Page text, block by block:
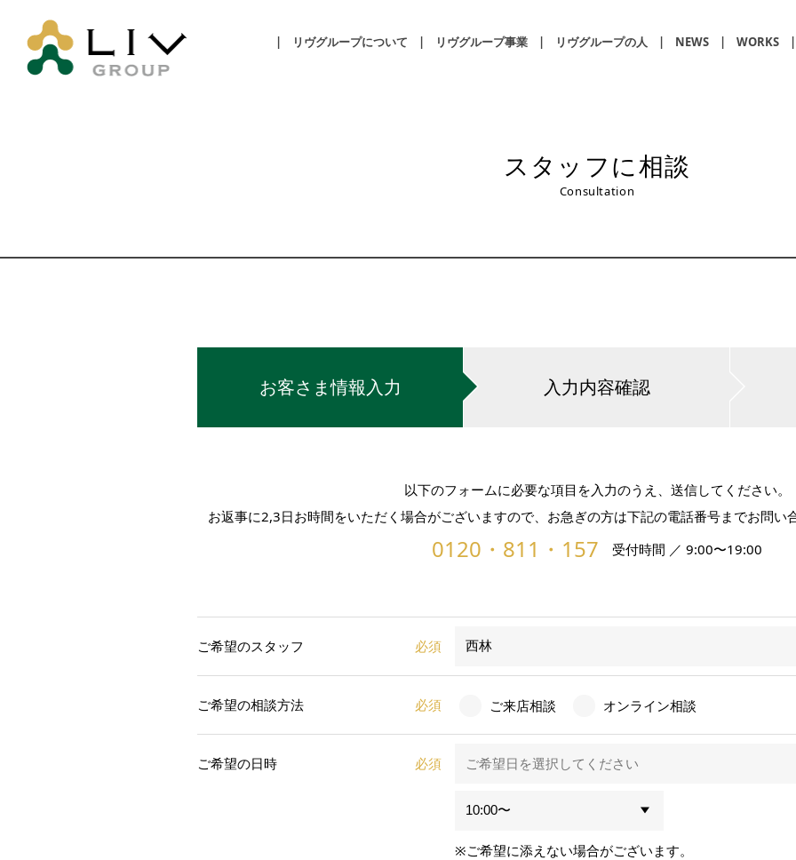
リヴグループについて リヴグループ事業 リヴグループの人 NEWS WORKS
スタッフに相談
Consultation
お客さま情報入力 入力内容確認
以下のフォームに必要な項目を入力のうえ、送信してください。
お返事に2,3日お時間をいただく場合がございますので、お急ぎの方は下記の電話番号までお問い
0120・811・157 受付時間 ／ 9:00〜19:00
必須
ご希望のスタッフ
必須
ご希望の相談方法 ご来店相談 オンライン相談
必須
ご希望の日時
※ご希望に添えない場合がございます。